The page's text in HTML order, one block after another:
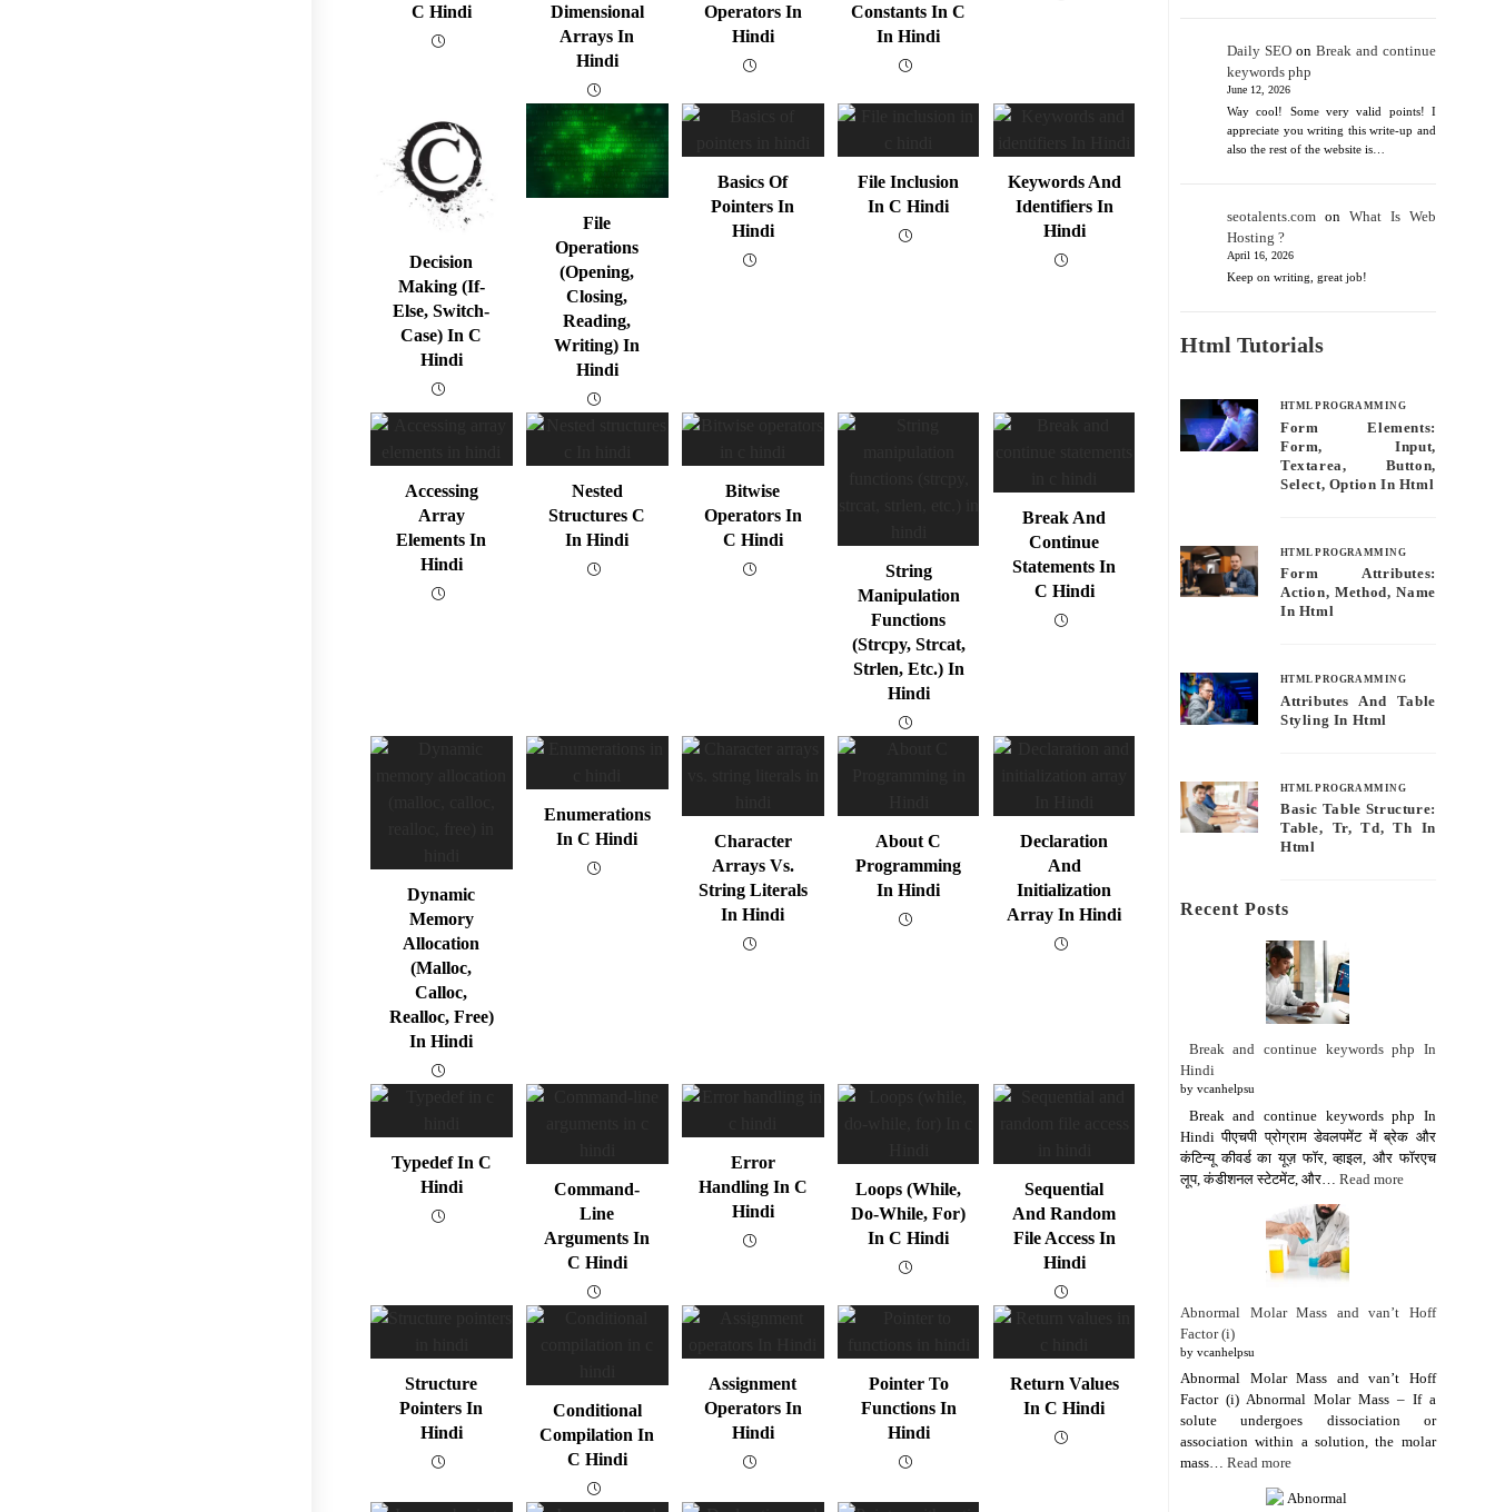
C Hindi
Dimensional
Arrays In
Hindi
Operators In
Hindi
Constants In C
In Hindi
Decision
Making (if-
Else, Switch-
Case) In C
Hindi
File
Operations
(opening,
Closing,
Reading,
Writing) In
Hindi
Basics Of
Pointers In
Hindi
File Inclusion
In C Hindi
Keywords And
Identifiers In
Hindi
Accessing
Array
Elements In
Hindi
Nested
Structures C
In Hindi
Bitwise
Operators In
C Hindi
String
Manipulation
Functions
(strcpy, Strcat,
Strlen, Etc.) In
Hindi
Break And
Continue
Statements In
C Hindi
Dynamic
Memory
Allocation
(malloc,
Calloc,
Realloc, Free)
In Hindi
Enumerations
In C Hindi
Character
Arrays Vs.
String Literals
In Hindi
About C
Programming
In Hindi
Declaration
And
Initialization
Array In Hindi
Typedef In C
Hindi
Command-
Line
Arguments In
C Hindi
Error
Handling In C
Hindi
Loops (while,
Do-While, For)
In C Hindi
Sequential
And Random
File Access In
Hindi
Structure
Pointers In
Hindi
Conditional
Compilation In
C Hindi
Assignment
Operators In
Hindi
Pointer To
Functions In
Hindi
Return Values
In C Hindi
Daily SEO on Break and continue
keywords php
June 12, 2026
Way cool! Some very valid points! I
appreciate you writing this write-up and
also the rest of the website is…
seotalents.com onWhat Is Web
Hosting ?
April 16, 2026
Keep on writing, great job!
Html Tutorials
HTML PROGRAMMING
Form Elements:
Form, Input,
Textarea, Button,
Select, Option In Html
HTML PROGRAMMING
Form Attributes:
Action, Method, Name
In Html
HTML PROGRAMMING
Attributes And Table
Styling In Html
HTML PROGRAMMING
Basic Table Structure:
Table, Tr, Td, Th In
Html
Recent Posts
Break and continue keywords php In
Hindi
by vcanhelpsu
Break and continue keywords php In
Hindi पीएचपी प्रोग्राम डेवलपमेंट में ब्रेक और
कंटिन्यू कीवर्ड का यूज़ फॉर, व्हाइल, और फॉरएच
लूप, कंडीशनल स्टेटमेंट, और… Read more
Abnormal Molar Mass and van’t Hoff
Factor (i)
by vcanhelpsu
Abnormal Molar Mass and van’t Hoff
Factor (i) Abnormal Molar Mass – If a
solute undergoes dissociation or
association within a solution, the molar
mass… Read more